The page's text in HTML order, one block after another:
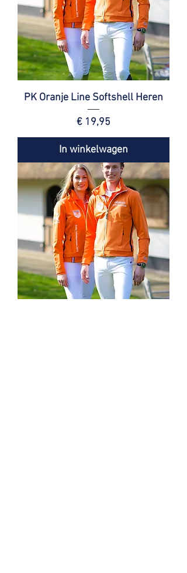
PK Oranje Line Softshell Heren
Prijs
€ 19,95
In winkelwagen